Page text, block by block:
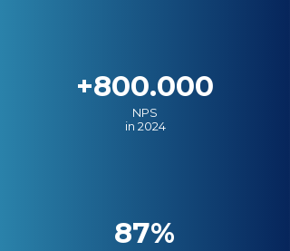
+800.000
NPS
in 2024
87%